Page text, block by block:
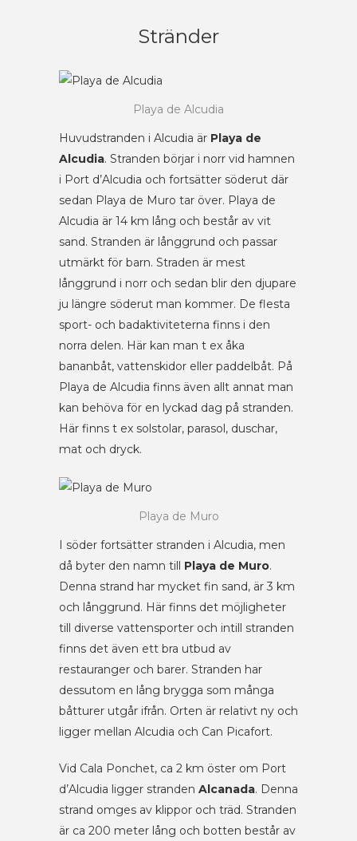
Stränder
Playa de Alcudia
Huvudstranden i Alcudia är Playa de
Alcudia. Stranden börjar i norr vid hamnen
i Port d’Alcudia och fortsätter söderut där
sedan Playa de Muro tar över. Playa de
Alcudia är 14 km lång och består av vit
sand. Stranden är långgrund och passar
utmärkt för barn. Straden är mest
långgrund i norr och sedan blir den djupare
ju längre söderut man kommer. De flesta
sport- och badaktiviteterna finns i den
norra delen. Här kan man t ex åka
bananbåt, vattenskidor eller paddelbåt. På
Playa de Alcudia finns även allt annat man
kan behöva för en lyckad dag på stranden.
Här finns t ex solstolar, parasol, duschar,
mat och dryck.
Playa de Muro
I söder fortsätter stranden i Alcudia, men
då byter den namn till Playa de Muro.
Denna strand har mycket fin sand, är 3 km
och långgrund. Här finns det möjligheter
till diverse vattensporter och intill stranden
finns det även ett bra utbud av
restauranger och barer. Stranden har
dessutom en lång brygga som många
båtturer utgår ifrån. Orten är relativt ny och
ligger mellan Alcudia och Can Picafort.
Vid Cala Ponchet, ca 2 km öster om Port
d’Alcudia ligger stranden Alcanada. Denna
strand omges av klippor och träd. Stranden
är ca 200 meter lång och botten består av